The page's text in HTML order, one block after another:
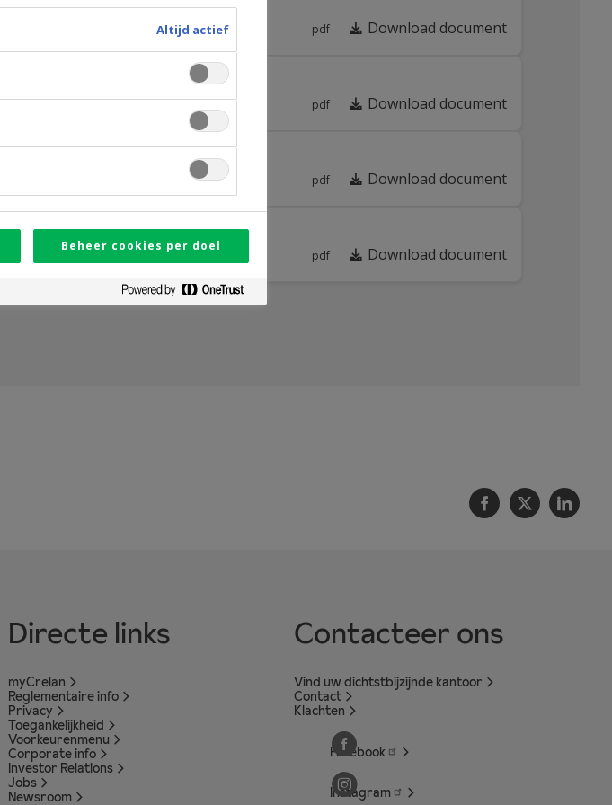
Supplement 1 (EN)
pdf Download document
pdf Download document
pdf Download document
Supplement 7 (EN)
pdf Download document
Facebook
Twitter
Directe links
myCrelan
Reglementaire info
Privacy
Toegankelijkheid
Voorkeurenmenu
Corporate info
Investor Relations
Jobs
Newsroom
Contacteer ons
Vind uw dichtstbijzijnde kantoor
Contact
Klachten
Facebook
Instagram
Altijd actief
Beheer cookies per doel